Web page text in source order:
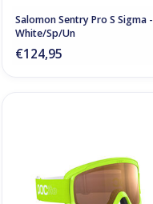
Salomon Sentry Pro S Sigma -
White/Sp/Un
€124,95